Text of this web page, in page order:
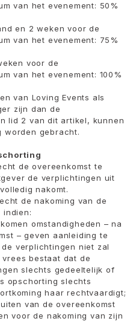
van het evenement: 50%
en 2 weken voor de
van het evenement: 75%
voor de
van het evenement: 100%
van Loving Events als
zijn dan de
lid 2 van dit artikel, kunnen
worden gebracht.
de overeenkomst te
de verplichtingen uit
nakomt.
de nakoming van de
indien:
omstandigheden – na
– geven aanleiding te
verplichtingen niet zal
bestaat dat de
slechts gedeeltelijk of
opschorting slechts
haar rechtvaardigt;
van de overeenkomst
voor de nakoming van zijn